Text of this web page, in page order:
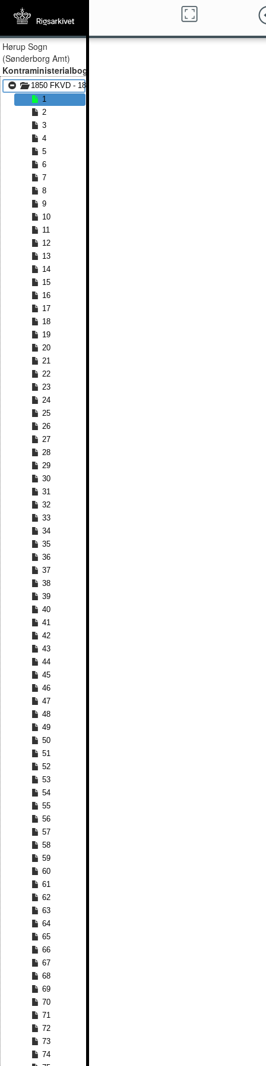
Hørup Sogn
(Sønderborg Amt)
Kontraministerialbog
1850 FKVD - 1866 FKVD
1
2
3
4
5
6
7
8
9
10
11
12
13
14
15
16
17
18
19
20
21
22
23
24
25
26
27
28
29
30
31
32
33
34
35
36
37
38
39
40
41
42
43
44
45
46
47
48
49
50
51
52
53
54
55
56
57
58
59
60
61
62
63
64
65
66
67
68
69
70
71
72
73
74